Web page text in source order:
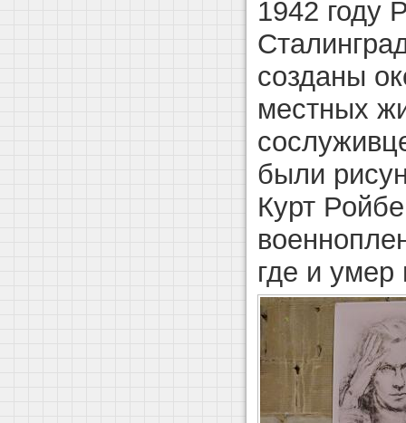
1942 году
созданы
местных
были
Курт
где и умер